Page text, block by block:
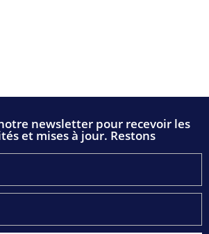
newsletter pour recevoir les
et mises à jour. Restons